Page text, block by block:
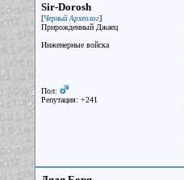
Sir-Dorosh
[Черный Археолог]
Прирожденный Джаец
Инженерные войска
Пол:
Репутация: +241